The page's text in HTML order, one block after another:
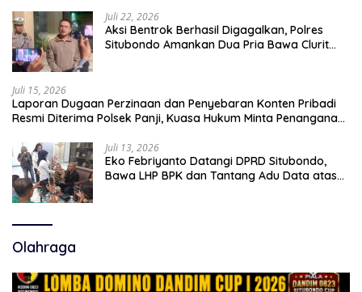
Juli 22, 2026
Aksi Bentrok Berhasil Digagalkan, Polres
Situbondo Amankan Dua Pria Bawa Clurit
Juli 15, 2026
Laporan Dugaan Perzinaan dan Penyebaran Konten Pribadi
Resmi Diterima Polsek Panji, Kuasa Hukum Minta Penanganan
Juli 13, 2026
Eko Febriyanto Datangi DPRD Situbondo,
Bawa LHP BPK dan Tantang Adu Data atas
Olahraga